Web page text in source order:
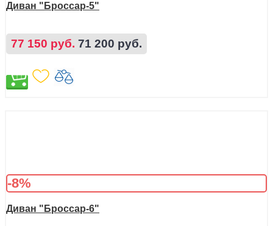
Диван "Броссар-5"
77 150 руб. 71 200 руб.
-8%
Диван "Броссар-6"